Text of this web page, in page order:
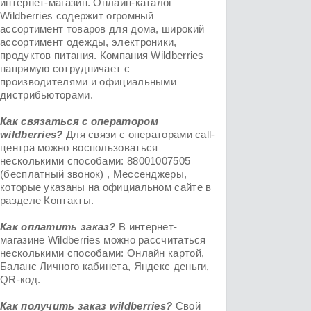
интернет-магазин. Онлайн-каталог
Wildberries содержит огромный
ассортимент товаров для дома, широкий
ассортимент одежды, электроники,
продуктов питания. Компания Wildberries
напрямую сотрудничает с
производителями и официальными
дистрибьюторами.
Как связаться с оператором
wildberries? Для связи с операторами call-
центра можно воспользоваться
несколькими способами: 88001007505
(бесплатный звонок) , Мессенджеры,
которые указаны на официальном сайте в
разделе Контакты.
Как оплатить заказ? В интернет-
магазине Wildberries можно рассчитаться
несколькими способами: Онлайн картой,
Баланс Личного кабинета, Яндекс деньги,
QR-код.
Как получить заказ wildberries? Свой